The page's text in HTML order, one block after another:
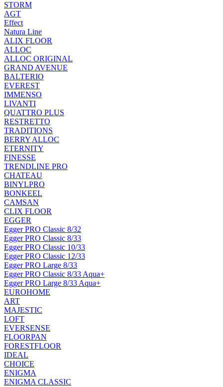
STORM
AGT
Effect
Natura Line
ALIX FLOOR
ALLOC
ALLOC ORIGINAL
GRAND AVENUE
BALTERIO
EVEREST
IMMENSO
LIVANTI
QUATTRO PLUS
RESTRETTO
TRADITIONS
BERRY ALLOC
ETERNITY
FINESSE
TRENDLINE PRO
CHATEAU
BINYLPRO
BONKEEL
CAMSAN
CLIX FLOOR
EGGER
Egger PRO Classic 8/32
Egger PRO Classic 8/33
Egger PRO Classic 10/33
Egger PRO Classic 12/33
Egger PRO Large 8/33
Egger PRO Classic 8/33 Aqua+
Egger PRO Large 8/33 Aqua+
EUROHOME
ART
MAJESTIC
LOFT
EVERSENSE
FLOORPAN
FORESTFLOOR
IDEAL
CHOICE
ENIGMA
ENIGMA CLASSIC